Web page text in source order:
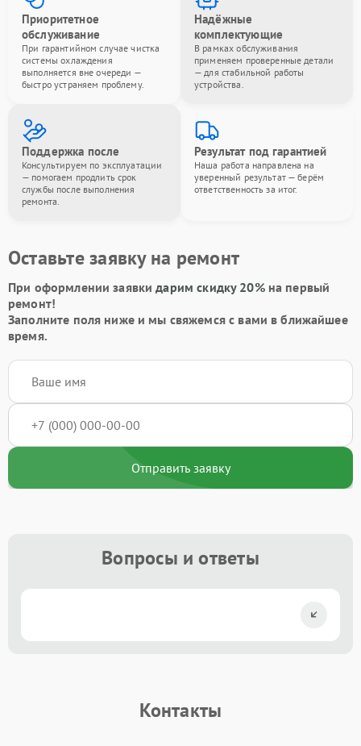
Приоритетное
обслуживание
При гарантийном случае чистка
системы охлаждения
выполняется вне очереди —
быстро устраняем проблему.
Надёжные
комплектующие
В рамках обслуживания
применяем проверенные детали
— для стабильной работы
устройства.
Поддержка после
Консультируем по эксплуатации
— помогаем продлить срок
службы после выполнения
ремонта.
Результат под гарантией
Наша работа направлена на
уверенный результат — берём
ответственность за итог.
Оставьте заявку на ремонт
При оформлении заявкидарим скидку 20%на первый
ремонт!
Заполните поля ниже и мы свяжемся с вами в ближайшее
время.
Отправить заявку
Вопросы и ответы
Контакты